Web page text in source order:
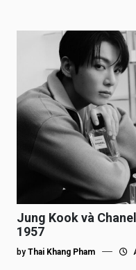
Jung Kook và
1957
by Thai Khang Pham